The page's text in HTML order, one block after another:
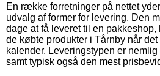
En række forretninger på nettet
udvalg af former for levering. Den
dage at få leveret til en
de købte produkter i Tårnby når
kalender. Leveringstypen er
samt typisk også den mest